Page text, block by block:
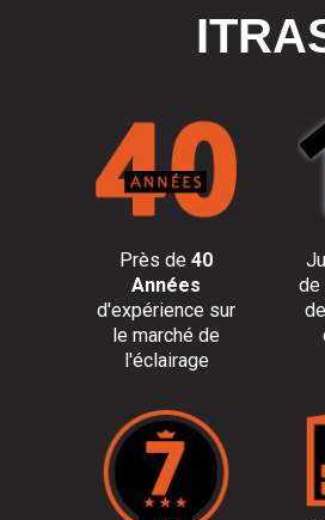
Près de 40
Années
d'expérience sur
le marché de
l'éclairage
de